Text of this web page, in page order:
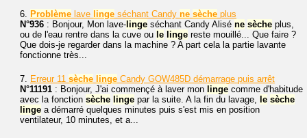
6. Problème lave linge séchant Candy ne sèche plus
N°936 : Bonjour, Mon lave- linge séchant Candy Alisé ne sèche plus,
ou de l'eau rentre dans la cuve ou le linge reste mouillé... Que faire ?
Que dois-je regarder dans la machine ? A part cela la partie lavante
fonctionne très...
7. Erreur 11 sèche linge Candy GOW485D démarrage puis arrêt
N°11191 : Bonjour, J'ai commençé à laver mon linge comme d'habitude
avec la fonction sèche linge par la suite. A la fin du lavage, le sèche
linge a démarré quelques minutes puis s'est mis en position
ventilateur, 10 minutes, et a...